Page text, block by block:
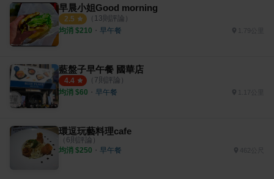
早晨小姐Good morning
2.5 （ 13則評論）
均消 $210 ・ 早午餐
藍盤子早午餐 國華店
4.4 （ 7則評論）
均消 $60 ・ 早午餐
環逗玩藝料理cafe
（ 6則評論）
均消 $250 ・ 早午餐 462公尺